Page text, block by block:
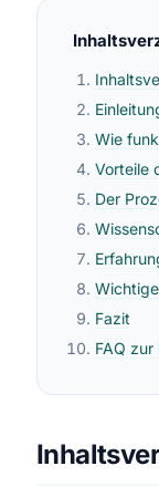
Wie
Vorteile
Der
Fazit
FAQ